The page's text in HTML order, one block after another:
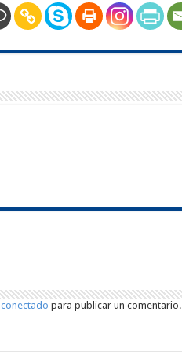
conectado para publicar un comentario.